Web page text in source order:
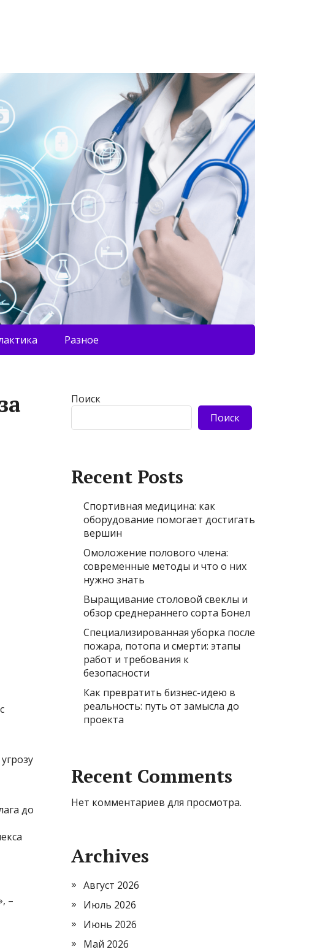
Разное
до
–
Поиск
Поиск
Recent Posts
Спортивная медицина: как
оборудование помогает достигать
вершин
Омоложение полового члена:
современные методы и что о них
нужно знать
Выращивание столовой свеклы и
обзор среднераннего сорта Бонел
Специализированная уборка после
пожара, потопа и смерти: этапы
работ и требования к
безопасности
Как превратить бизнес-идею в
реальность: путь от замысла до
проекта
Recent Comments
Нет комментариев для просмотра.
Archives
Август 2026
Июль 2026
Июнь 2026
Май 2026